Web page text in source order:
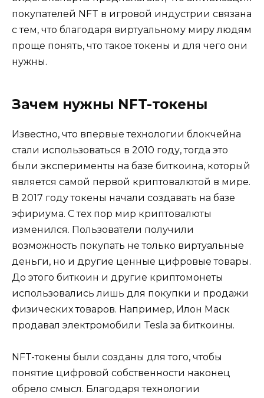
покупателей NFT в игровой индустрии связана
с тем, что благодаря виртуальному миру людям
проще понять, что такое токены и для чего они
нужны.
Зачем нужны NFT-токены
Известно, что впервые технологии блокчейна
стали использоваться в 2010 году, тогда это
были эксперименты на базе биткоина, который
является самой первой криптовалютой в мире.
В 2017 году токены начали создавать на базе
эфириума. С тех пор мир криптовалюты
изменился. Пользователи получили
возможность покупать не только виртуальные
деньги, но и другие ценные цифровые товары.
До этого биткоин и другие криптомонеты
использовались лишь для покупки и продажи
физических товаров. Например, Илон Маск
продавал электромобили Tesla за биткоины.
NFT-токены были созданы для того, чтобы
понятие цифровой собственности наконец
обрело смысл. Благодаря технологии